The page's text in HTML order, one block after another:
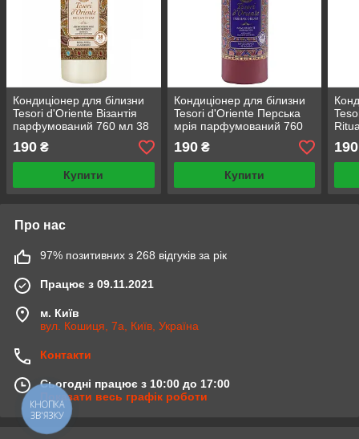
Кондиціонер для білизни
Tesori d'Oriente Візантія
парфумований 760 мл 38
прань
190 ₴
Купити
Кондиціонер для білизни
Tesori d'Oriente Перська
мрія парфумований 760
мл 38 прань
190₴
Купити
мл
190
Про нас
97% позитивних з 268 відгуків за рік
Працює з 09.11.2021
м. Київ
вул. Кошиця, 7а, Київ, Україна
Контакти
Сьогодні працює з 10:00 до 17:00
Показати весь графік роботи
КНОПКА
ЗВ'ЯЗКУ